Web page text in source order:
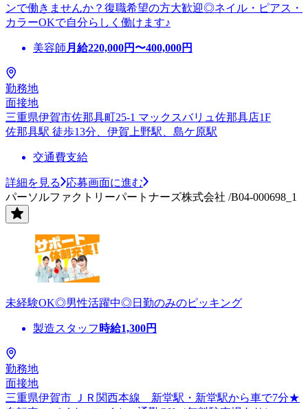
ンで働きませんか？復職希望の方大歓迎◎ネイル・ピアス・
カラーOKで自分らしく働けます♪
美容師 月給220,000円〜400,000円
勤務地
面接地
三重県伊賀市佐那具町25-1 マックスバリュ佐那具店1F
佐那具駅 徒歩13分、伊賀上野駅、島ケ原駅
交通費支給
詳細を見る
応募画面に進む
パーソルファクトリーパートナーズ株式会社 /B04-000698_1
未経験OK◎男性活躍中◎日勤のみのピッキング
製造スタッフ 時給1,300円
勤務地
面接地
三重県伊賀市 ＪＲ関西本線 新堂駅・新堂駅から車で7分★